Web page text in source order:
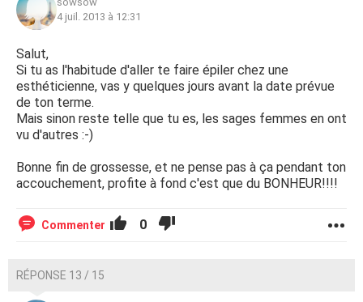
4 juil. 2013 à 12:31
Salut,
Si tu as l'habitude d'aller te faire épiler chez une
esthéticienne, vas y quelques jours avant la date prévue
de ton terme.
Mais sinon reste telle que tu es, les sages femmes en ont
vu d'autres :-)
Bonne fin de grossesse, et ne pense pas à ça pendant ton
accouchement, profite à fond c'est que du BONHEUR!!!!
Commenter 0
RÉPONSE 13 / 15